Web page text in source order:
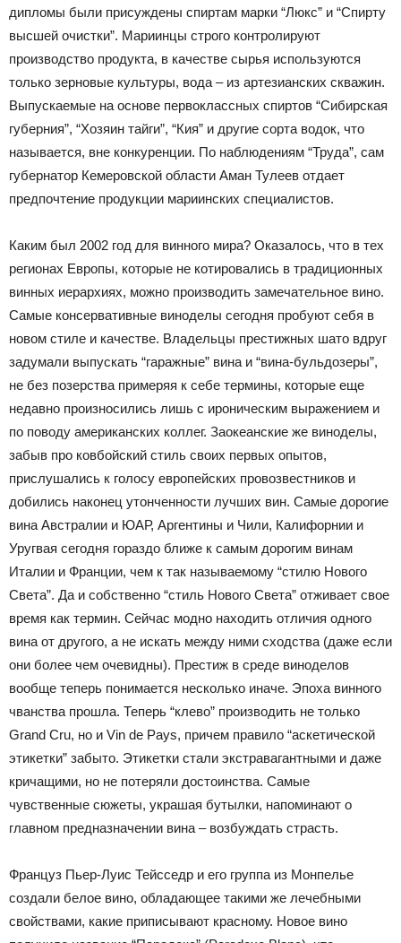
дипломы были присуждены спиртам марки “Люкс” и “Спирту
высшей очистки”. Мариинцы строго контролируют
производство продукта, в качестве сырья используются
только зерновые культуры, вода – из артезианских скважин.
Выпускаемые на основе первоклассных спиртов “Сибирская
губерния”, “Хозяин тайги”, “Кия” и другие сорта водок, что
называется, вне конкуренции. По наблюдениям “Труда”, сам
губернатор Кемеровской области Аман Тулеев отдает
предпочтение продукции мариинских специалистов.
Каким был 2002 год для винного мира? Оказалось, что в тех
регионах Европы, которые не котировались в традиционных
винных иерархиях, можно производить замечательное вино.
Самые консервативные виноделы сегодня пробуют себя в
новом стиле и качестве. Владельцы престижных шато вдруг
задумали выпускать “гаражные” вина и “вина-бульдозеры”,
не без позерства примеряя к себе термины, которые еще
недавно произносились лишь с ироническим выражением и
по поводу американских коллег. Заокеанские же виноделы,
забыв про ковбойский стиль своих первых опытов,
прислушались к голосу европейских провозвестников и
добились наконец утонченности лучших вин. Самые дорогие
вина Австралии и ЮАР, Аргентины и Чили, Калифорнии и
Уругвая сегодня гораздо ближе к самым дорогим винам
Италии и Франции, чем к так называемому “стилю Нового
Света”. Да и собственно “стиль Нового Света” отживает свое
время как термин. Сейчас модно находить отличия одного
вина от другого, а не искать между ними сходства (даже если
они более чем очевидны). Престиж в среде виноделов
вообще теперь понимается несколько иначе. Эпоха винного
чванства прошла. Теперь “клево” производить не только
Grand Cru, но и Vin de Pays, причем правило “аскетической
этикетки” забыто. Этикетки стали экстравагантными и даже
кричащими, но не потеряли достоинства. Самые
чувственные сюжеты, украшая бутылки, напоминают о
главном предназначении вина – возбуждать страсть.
Француз Пьер-Луис Тейсседр и его группа из Монпелье
создали белое вино, обладающее такими же лечебными
свойствами, какие приписывают красному. Новое вино